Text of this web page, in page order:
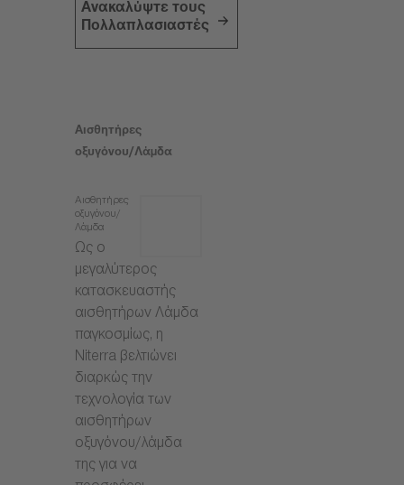
Ανακαλύψτε τους
Πολλαπλασιαστές
Αισθητήρες
οξυγόνου/Λάμδα
Αισθητήρες
οξυγόνου/
Λάμδα
Ως ο
μεγαλύτερος
κατασκευαστής
αισθητήρων Λάμδα
παγκοσμίως, η
Niterra βελτιώνει
διαρκώς την
τεχνολογία των
αισθητήρων
οξυγόνου/λάμδα
της για να